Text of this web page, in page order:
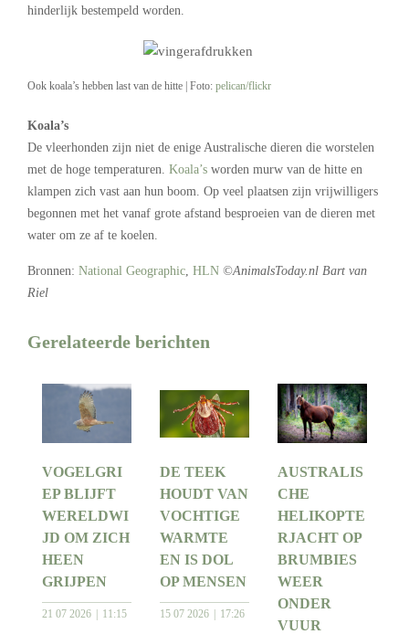
hinderlijk bestempeld worden.
Ook koala’s hebben last van de hitte | Foto: pelican/flickr
Koala’s
De vleerhonden zijn niet de enige Australische dieren die worstelen
met de hoge temperaturen. Koala’s worden murw van de hitte en
klampen zich vast aan hun boom. Op veel plaatsen zijn vrijwilligers
begonnen met het vanaf grote afstand besproeien van de dieren met
water om ze af te koelen.
Bronnen: National Geographic, HLN ©AnimalsToday.nl Bart van
Riel
Gerelateerde berichten
VOGELGRI
EP BLIJFT
WERELDWI
JD OM ZICH
HEEN
GRIJPEN
21 07 2026 11:15
DE TEEK
HOUDT VAN
VOCHTIGE
WARMTE
EN IS DOL
OP MENSEN
15 07 2026 17:26
AUSTRALIS
CHE
HELIKOPTE
RJACHT OP
BRUMBIES
WEER
ONDER
VUUR